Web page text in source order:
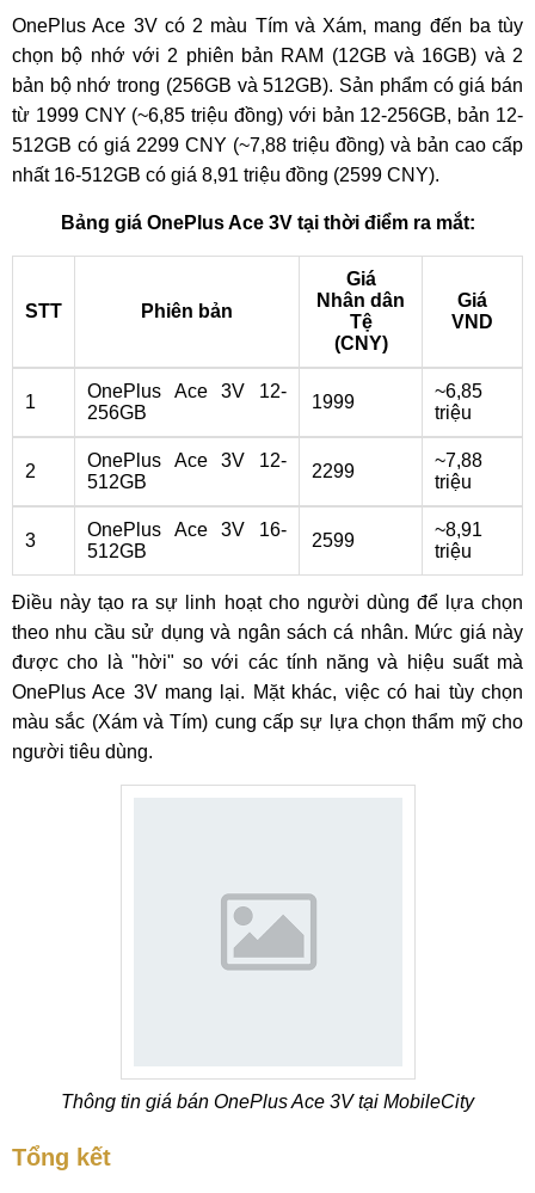
OnePlus Ace 3V có 2 màu Tím và Xám, mang đến ba tùy
chọn bộ nhớ với 2 phiên bản RAM (12GB và 16GB) và 2
bản bộ nhớ trong (256GB và 512GB). Sản phẩm có giá bán
từ 1999 CNY (~6,85 triệu đồng) với bản 12-256GB, bản 12-
512GB có giá 2299 CNY (~7,88 triệu đồng) và bản cao cấp
nhất 16-512GB có giá 8,91 triệu đồng (2599 CNY).
Bảng giá OnePlus Ace 3V tại thời điểm ra mắt:
STT Phiên bản
Giá
Nhân dân
Tệ
(CNY)
Giá
VND
1
OnePlus Ace 3V 12-
256GB
1999
~6,85
triệu
2
OnePlus Ace 3V 12-
512GB
2299
~7,88
triệu
3
OnePlus Ace 3V 16-
512GB
2599
~8,91
triệu
Điều này tạo ra sự linh hoạt cho người dùng để lựa chọn
theo nhu cầu sử dụng và ngân sách cá nhân. Mức giá này
được cho là "hời" so với các tính năng và hiệu suất mà
OnePlus Ace 3V mang lại. Mặt khác, việc có hai tùy chọn
màu sắc (Xám và Tím) cung cấp sự lựa chọn thẩm mỹ cho
người tiêu dùng.
Thông tin giá bán OnePlus Ace 3V tại MobileCity
Tổng kết